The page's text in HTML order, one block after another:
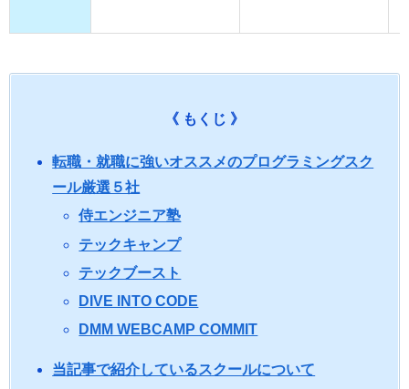
《 もくじ 》
転職・就職に強いオススメのプログラミングスク
ール厳選５社
侍エンジニア塾
テックキャンプ
テックブースト
DIVE INTO CODE
DMM WEBCAMP COMMIT
当記事で紹介しているスクールについて